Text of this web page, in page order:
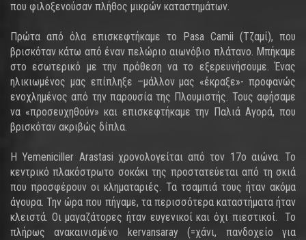
που φιλοξενούσαν πλήθος μικρών καταστημάτων.
Πρώτα από όλα επισκεφτήκαμε το Pasa Camii (Τζαμί), που
βρισκόταν κάτω από έναν πελώριο αιωνόβιο πλάτανο. Μπήκαμε
στο εσωτερικό με την πρόθεση να το εξερευνήσουμε. Ένας
ηλικιωμένος μας επίπληξε –μάλλον μας «έκραξε»- προφανώς
ενοχλημένος από την παρουσία της Πλουμιστής. Τους αφήσαμε
να «προσευχηθούν» και επισκεφτήκαμε την Παλιά Αγορά, που
βρισκόταν ακριβώς δίπλα.
Η Yemeniciller Arastasi χρονολογείται από τον 17ο αιώνα. Το
κεντρικό πλακόστρωτο σοκάκι της προστατεύεται από τη σκιά
που προσφέρουν οι κληματαριές. Τα τσαμπιά τους ήταν ακόμα
άγουρα. Την ώρα που πήγαμε, τα περισσότερα καταστήματα ήταν
κλειστά. Οι μαγαζάτορες ήταν ευγενικοί και όχι πιεστικοί. Το
πλήρως ανακαινισμένο kervansaray (=χάνι, πανδοχείο για